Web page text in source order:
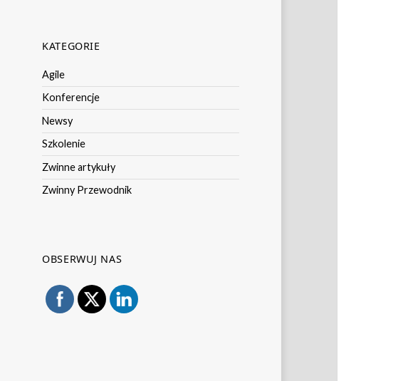
KATEGORIE
Agile
Konferencje
Newsy
Szkolenie
Zwinne artykuły
Zwinny Przewodnik
OBSERWUJ NAS